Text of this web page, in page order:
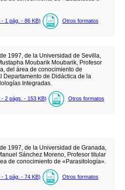
1 pág. - 86 KB) Otros formatos
1997, de la Universidad de Sevilla,
Moubarik Moubarik, Profesor
del área de conocimiento de
Departamento de Didáctica de la
Integradas.
- 2 págs. - 153 KB) Otros formatos
1997, de la Universidad de Granada,
Sánchez Moreno, Profesor titular
de conocimiento de «Parasitología».
1 pág. - 74 KB) Otros formatos